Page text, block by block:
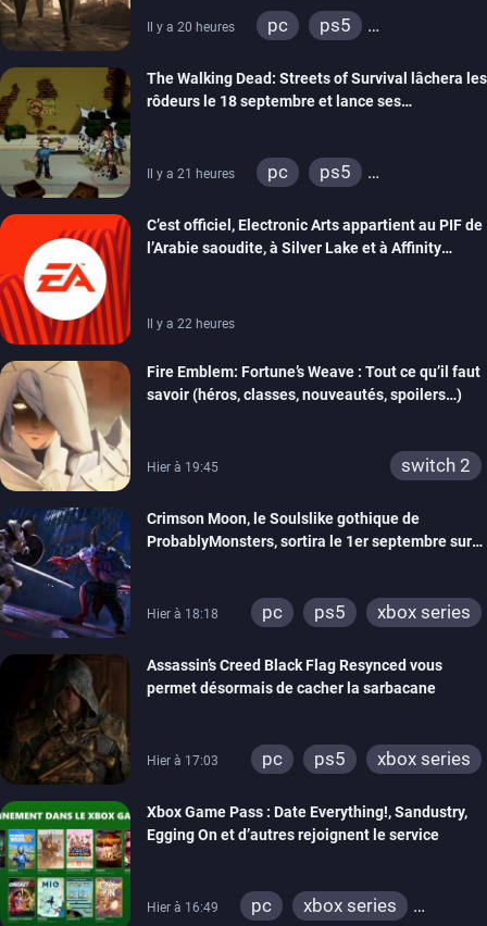
Il y a 20 heures pc
ps5
The Walking Dead: Streets of Survival lâchera les
rôdeurs le 18 septembre et lance ses
Il y a 21 heures pc
ps5
switch 2
C’est officiel, Electronic Arts appartient au PIF de
l’Arabie saoudite, à Silver Lake et à Affinity
Il y a 22 heures
Fire Emblem: Fortune’s Weave : Tout ce qu’il faut
savoir (héros, classes, nouveautés, spoilers…)
Hier à 19:45 switch 2
Crimson Moon, le Soulslike gothique de
ProbablyMonsters, sortira le 1er septembre sur
Hier à 18:18 pc ps5 xbox series
Assassin’s Creed Black Flag Resynced vous
permet désormais de cacher la sarbacane
Hier à 17:03 pc ps5 xbox series
Xbox Game Pass : Date Everything!, Sandustry,
Egging On et d’autres rejoignent le service
Hier à 16:49 pc
xbox series